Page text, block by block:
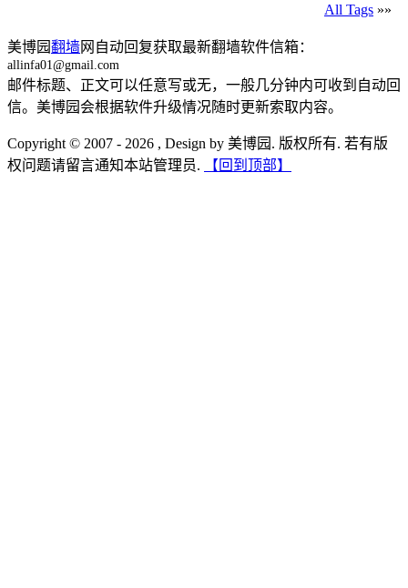
All Tags »»
美博园翻墙网自动回复获取最新翻墙软件信箱：
allinfa01@gmail.com
邮件标题、正文可以任意写或无，一般几分钟内可收到自动回
信。美博园会根据软件升级情况随时更新索取内容。
Copyright © 2007 - 2026 , Design by 美博园. 版权所有. 若有版
权问题请留言通知本站管理员.
【回到顶部】